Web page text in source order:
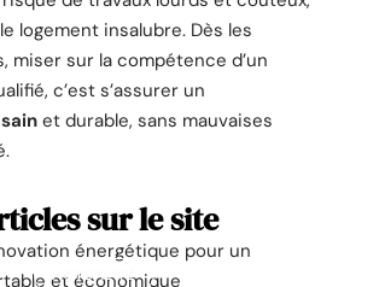
logement insalubre. Dès les
miser sur la compétence d’un
c’est s’assurer un
et durable, sans mauvaises
sur le site
ACTUALITÉ